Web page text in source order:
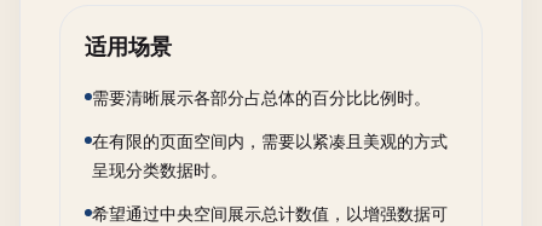
适用场景
需要清晰展示各部分占总体的百分比比例时。
在有限的页面空间内，需要以紧凑且美观的方式
呈现分类数据时。
希望通过中央空间展示总计数值，以增强数据可